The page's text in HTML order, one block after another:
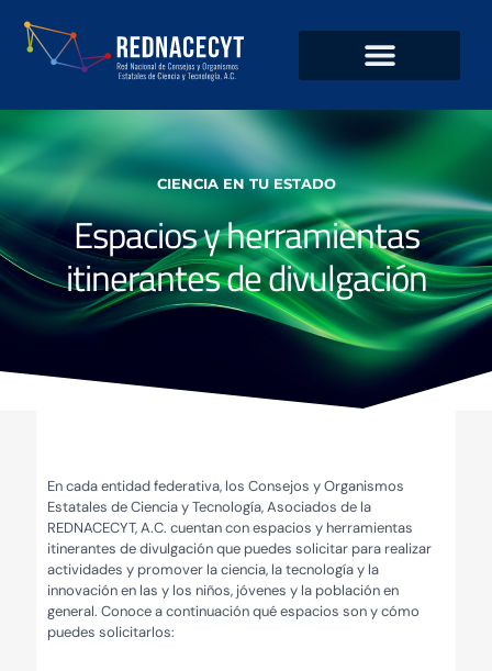
CIENCIA EN TU ESTADO
Espacios y herramientas
itinerantes de divulgación
En cada entidad federativa, los Consejos y Organismos
Estatales de Ciencia y Tecnología, Asociados de la
REDNACECYT, A.C. cuentan con espacios y herramientas
itinerantes de divulgación que puedes solicitar para realizar
actividades y promover la ciencia, la tecnología y la
innovación en las y los niños, jóvenes y la población en
general. Conoce a continuación qué espacios son y cómo
puedes solicitarlos: